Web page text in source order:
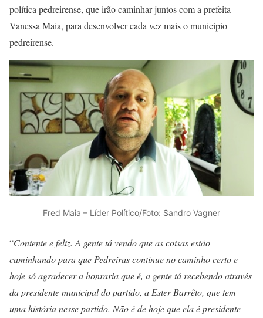
política pedreirense, que irão caminhar juntos com a prefeita
Vanessa Maia, para desenvolver cada vez mais o município
pedreirense.
Fred Maia – Líder Político/Foto: Sandro Vagner
“Contente e feliz. A gente tá vendo que as coisas estão
caminhando para que Pedreiras continue no caminho certo e
hoje só agradecer a honraria que é, a gente tá recebendo através
da presidente municipal do partido, a Ester Barrêto, que tem
uma história nesse partido. Não é de hoje que ela é presidente